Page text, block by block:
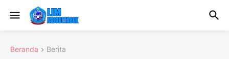
Beranda Berita